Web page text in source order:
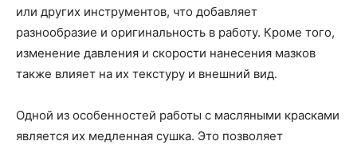
или других инструментов, что добавляет
разнообразие и оригинальность в работу. Кроме того,
изменение давления и скорости нанесения мазков
также влияет на их текстуру и внешний вид.
Одной из особенностей работы с масляными красками
является их медленная сушка. Это позволяет